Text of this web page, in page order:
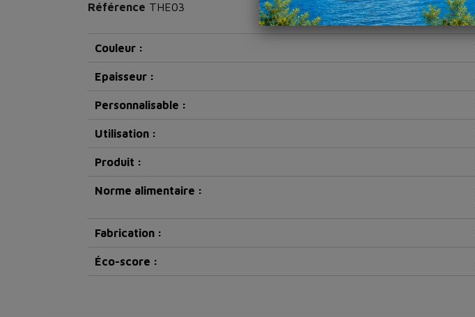
Référence THE03
Couleur :
Epaisseur :
Personnalisable :
Utilisation :
Produit :
Norme alimentaire :
Fabrication :
Éco-score :